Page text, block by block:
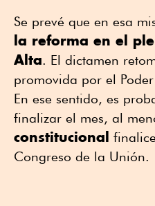
Se prevé que en esa
la reforma en el
Alta. El dictamen
promovida por el
En ese sentido, es
finalizar el mes, al
constitucional
Congreso de la Unión.